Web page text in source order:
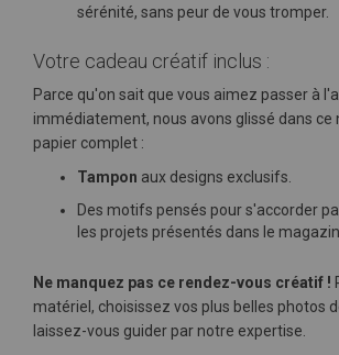
sérénité, sans peur de vous tromper.
Votre cadeau créatif inclus :
Parce qu'on sait que vous aimez passer à
immédiatement, nous avons glissé dans ce
papier complet :
Tampon aux designs exclusifs.
Des motifs pensés pour s'accorder
les projets présentés dans le
Ne manquez pas ce rendez-vous créatif !
matériel, choisissez vos plus belles photos
laissez-vous guider par notre expertise.